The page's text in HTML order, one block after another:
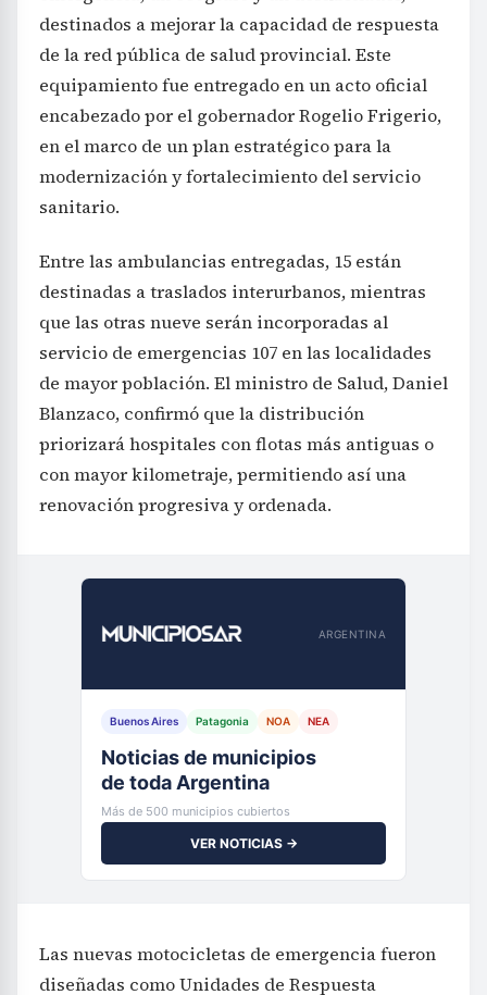
destinados a mejorar la capacidad de respuesta
de la red pública de salud provincial. Este
equipamiento fue entregado en un acto oficial
encabezado por el gobernador Rogelio Frigerio,
en el marco de un plan estratégico para la
modernización y fortalecimiento del servicio
sanitario.
Entre las ambulancias entregadas, 15 están
destinadas a traslados interurbanos, mientras
que las otras nueve serán incorporadas al
servicio de emergencias 107 en las localidades
de mayor población. El ministro de Salud, Daniel
Blanzaco, confirmó que la distribución
priorizará hospitales con flotas más antiguas o
con mayor kilometraje, permitiendo así una
renovación progresiva y ordenada.
ARGENTINA
Buenos Aires Patagonia NOA NEA
Noticias de municipios
de toda Argentina
Más de 500 municipios cubiertos
VER NOTICIAS →
Las nuevas motocicletas de emergencia fueron
diseñadas como Unidades de Respuesta